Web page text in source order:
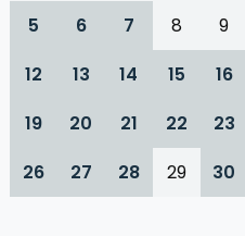
5
6 7 8 9
12
13 14 15 16
19
20 21 22 23
26
27 28 29 30